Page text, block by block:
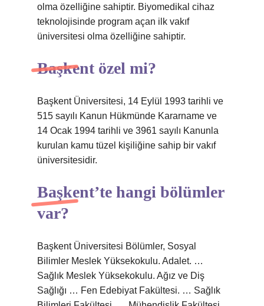
olma özelliğine sahiptir. Biyomedikal cihaz
teknolojisinde program açan ilk vakıf
üniversitesi olma özelliğine sahiptir.
Başkent özel mi?
Başkent Üniversitesi, 14 Eylül 1993 tarihli ve
515 sayılı Kanun Hükmünde Kararname ve
14 Ocak 1994 tarihli ve 3961 sayılı Kanunla
kurulan kamu tüzel kişiliğine sahip bir vakıf
üniversitesidir.
Başkent’te hangi bölümler
var?
Başkent Üniversitesi Bölümler, Sosyal
Bilimler Meslek Yüksekokulu. Adalet. …
Sağlık Meslek Yüksekokulu. Ağız ve Diş
Sağlığı … Fen Edebiyat Fakültesi. … Sağlık